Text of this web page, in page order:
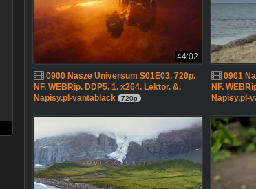
44:02
0900 Nasze Universum S01E03. 720p.
NF. WEBRip. DDP5. 1. x264. Lektor. &.
Napisy.pl-vantablack
720p
0901
NF.
Napisy.pl-